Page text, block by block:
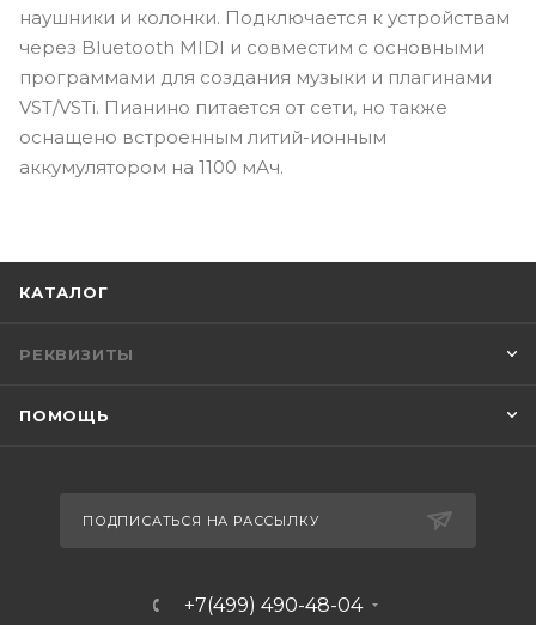
наушники и колонки. Подключается к устройствам
через Bluetooth MIDI и совместим с основными
программами для создания музыки и плагинами
VST/VSTi. Пианино питается от сети, но также
оснащено встроенным литий-ионным
аккумулятором на 1100 мАч.
КАТАЛОГ
РЕКВИЗИТЫ
ПОМОЩЬ
ПОДПИСАТЬСЯ НА РАССЫЛКУ
+7(499) 490-48-04